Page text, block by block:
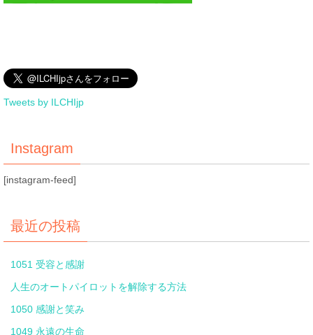
Tweets by ILCHIjp
Instagram
[instagram-feed]
最近の投稿
1051 受容と感謝
人生のオートパイロットを解除する方法
1050 感謝と笑み
1049 永遠の生命